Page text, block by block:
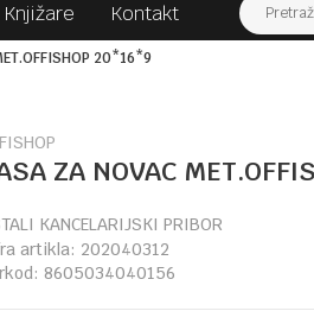
Knjižare Kontakt
20*16*9
ZA NOVAC
KANCELARIJSKI PRIBOR
artikla: 202040312
8605034040156